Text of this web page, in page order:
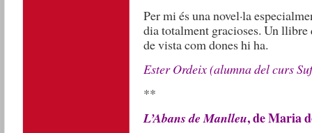
Per mi és una novel·la
dia totalment gracioses. Un llibre
de vista com dones hi ha.
Ester Ordeix (alumna del curs
**
L’Abans de Manlleu, de Maria